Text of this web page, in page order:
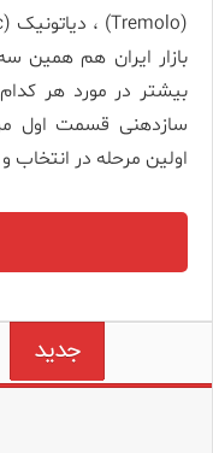
بازار ایران هم همین
بیشتر در مورد هر
سازدهنی قسمت اول
اولین مرحله در انتخاب
جدید